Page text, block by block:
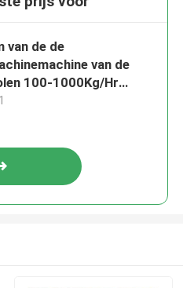
van de de
van de
100-1000Kg/Hr
Houten